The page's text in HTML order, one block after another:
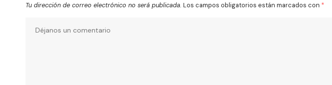
Tu dirección de correo electrónico no será publicada. Los campos obligatorios están marcados con *